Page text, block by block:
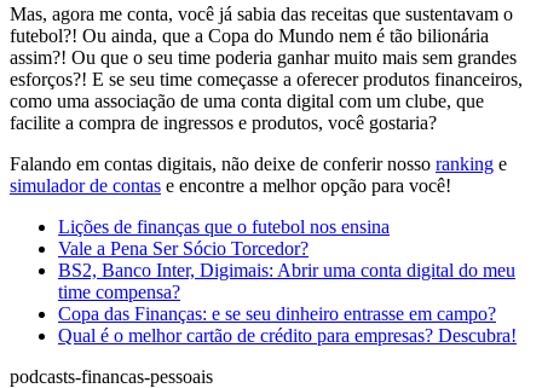
Mas, agora me conta, você já sabia das receitas que sustentavam o
futebol?! Ou ainda, que a Copa do Mundo nem é tão bilionária
assim?! Ou que o seu time poderia ganhar muito mais sem grandes
esforços?! E se seu time começasse a oferecer produtos financeiros,
como uma associação de uma conta digital com um clube, que
facilite a compra de ingressos e produtos, você gostaria?
Falando em contas digitais, não deixe de conferir nosso ranking e
simulador de contas e encontre a melhor opção para você!
Lições de finanças que o futebol nos ensina
Vale a Pena Ser Sócio Torcedor?
BS2, Banco Inter, Digimais: Abrir uma conta digital do meu
time compensa?
Copa das Finanças: e se seu dinheiro entrasse em campo?
Qual é o melhor cartão de crédito para empresas? Descubra!
podcasts-financas-pessoais